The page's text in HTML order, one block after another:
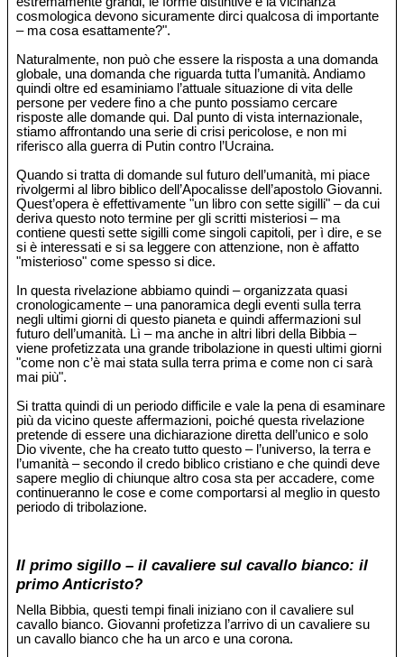
cosmologica devono sicuramente dirci qualcosa di importante
– ma cosa esattamente?".
Naturalmente, non può che essere la risposta a una domanda
globale, una domanda che riguarda tutta l’umanità. Andiamo
quindi oltre ed esaminiamo l’attuale situazione di vita delle
persone per vedere fino a che punto possiamo cercare
risposte alle domande qui. Dal punto di vista internazionale,
stiamo affrontando una serie di crisi pericolose, e non mi
riferisco alla guerra di Putin contro l’Ucraina.
Quando si tratta di domande sul futuro dell’umanità, mi piace
rivolgermi al libro biblico dell’Apocalisse dell’apostolo Giovanni.
Quest’opera è effettivamente "un libro con sette sigilli" – da cui
deriva questo noto termine per gli scritti misteriosi – ma
contiene questi sette sigilli come singoli capitoli, per ì dire, e se
si è interessati e si sa leggere con attenzione, non è affatto
"misterioso" come spesso si dice.
In questa rivelazione abbiamo quindi – organizzata quasi
cronologicamente – una panoramica degli eventi sulla terra
negli ultimi giorni di questo pianeta e quindi affermazioni sul
futuro dell’umanità. Lì – ma anche in altri libri della Bibbia –
viene profetizzata una grande tribolazione in questi ultimi giorni
"come non c’è mai stata sulla terra prima e come non ci sarà
mai più".
Si tratta quindi di un periodo difficile e vale la pena di esaminare
più da vicino queste affermazioni, poiché questa rivelazione
pretende di essere una dichiarazione diretta dell’unico e solo
Dio vivente, che ha creato tutto questo – l’universo, la terra e
l’umanità – secondo il credo biblico cristiano e che quindi deve
sapere meglio di chiunque altro cosa sta per accadere, come
continueranno le cose e come comportarsi al meglio in questo
periodo di tribolazione.
Il primo sigillo – il cavaliere sul cavallo bianco: il
primo Anticristo?
Nella Bibbia, questi tempi finali iniziano con il cavaliere sul
cavallo bianco. Giovanni profetizza l’arrivo di un cavaliere su
un cavallo bianco che ha un arco e una corona.